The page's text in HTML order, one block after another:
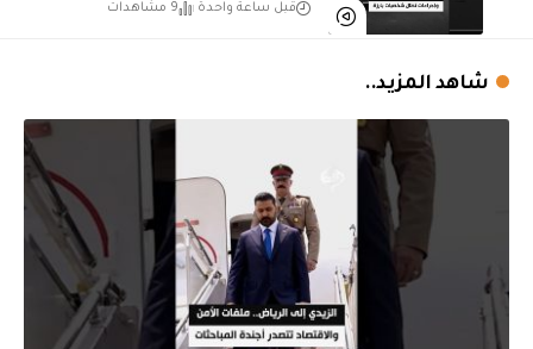
قبل ساعة واحدة 9 مشاهدات
شاهد المزيد..